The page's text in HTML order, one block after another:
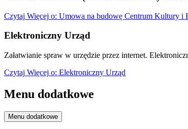
Czytaj Więcej o: Umowa na budowę Centrum Kultury i
Elektroniczny Urząd
Załatwianie spraw w urzędzie przez internet.
Czytaj Więcej o: Elektroniczny Urząd
Menu dodatkowe
Menu dodatkowe